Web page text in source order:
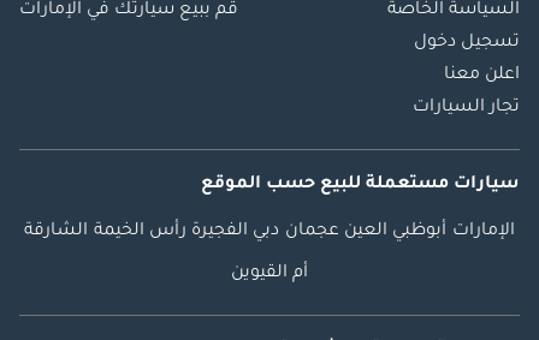
السياسة الخاصة
تسجيل دخول
اعلن معنا
تجار السيارات
قم ببيع سيارتك في الإمارات
سيارات مستعملة للبيع حسب الموقع
الإمارات أبوظبي العين عجمان دبي الفجيرة رأس الخيمة الشارقة
أم القيوين